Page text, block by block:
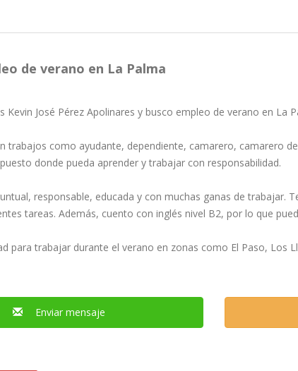
de verano en La Palma
Kevin José Pérez Apolinares y busco empleo de verano en La
trabajos como ayudante, dependiente, camarero, camarero
donde pueda aprender y trabajar con responsabilidad.
responsable, educada y con muchas ganas de trabajar.
tareas. Además, cuento con inglés nivel B2, por lo que
para trabajar durante el verano en zonas como El Paso, Los
Enviar mensaje